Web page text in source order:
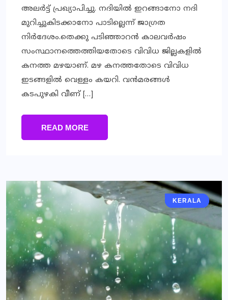
അലര്‍ട്ട് പ്രഖ്യാപിച്ചു. നദിയില്‍ ഇറങ്ങാനോ നദി
മുറിച്ചുകിടക്കാനോ പാടില്ലെന്ന് ജാഗ്രത
നിര്‍ദേശം.തെക്കു പടിഞ്ഞാറന്‍ കാലവര്‍ഷം
സംസ്ഥാനത്തെത്തിയതോടെ വിവിധ ജില്ലകളില്‍
കനത്ത മഴയാണ്. മഴ കനത്തതോടെ വിവിധ
ഇടങ്ങളില്‍ വെള്ളം കയറി. വന്‍മരങ്ങള്‍
കടപുഴകി വീണ് […]
READ MORE
KERALA
KERALA